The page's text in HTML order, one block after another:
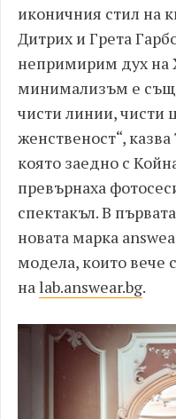
иконичния стил на
Дитрих и Грета
непримирим дух на
минимализъм е
чисти линии, чисти
женственост“,
която заедно с
превърнаха
спектакъл.В
новата марка
модела, които вече
наlab.answear.bg.